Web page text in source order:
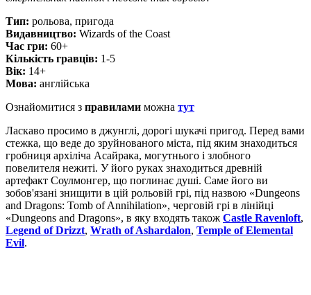
Тип: рольова, пригода
Видавництво: Wizards of the Coast
Час гри: 60+
Кiлькiсть гравцiв: 1-5
Вiк: 14+
Мова: англійська
Ознайомитися з правилами можна тут
Ласкаво просимо в джунглі, дорогі шукачі пригод. Перед вами
стежка, що веде до зруйнованого міста, під яким знаходиться
гробниця архіліча Асайрака, могутнього і злобного
повелителя нежиті. У його руках знаходиться древній
артефакт Соулмонгер, що поглинає душі. Саме його ви
зобов'язані знищити в цій рольовій грі, під назвою «Dungeons
and Dragons: Tomb of Annihilation», черговій грі в лінійці
«Dungeons and Dragons», в яку входять також Castle Ravenloft,
Legend of Drizzt, Wrath of Ashardalon, Temple of Elemental
Evil.